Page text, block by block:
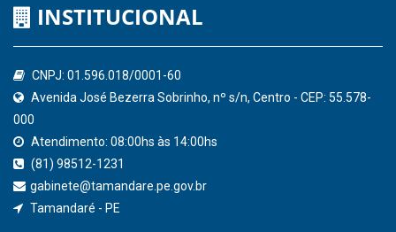
Controladoria-Geral da União
Confederação Nacional de Municípios - CNM
QEdu
Consultar Convênios
Receber Informações sobre novos Repasses